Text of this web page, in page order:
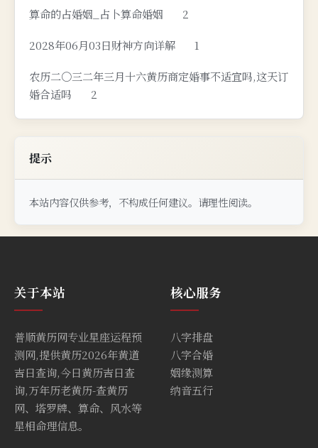
算命的占婚姻_占卜算命婚姻 2
2028年06月03日财神方向详解 1
农历二〇三二年三月十六黄历商定婚事不适宜吗,这天订
婚合适吗
2
提示
本站内容仅供参考，不构成任何建议。请理性阅读。
关于本站
普顺黄历网专业星座运程预
测网,提供黄历2026年黄道
吉日查询,今日黄历吉日查
询,万年历老黄历-查黄历
网、塔罗牌、算命、风水等
星相命理信息。
核心服务
八字排盘
八字合婚
姻缘测算
纳音五行